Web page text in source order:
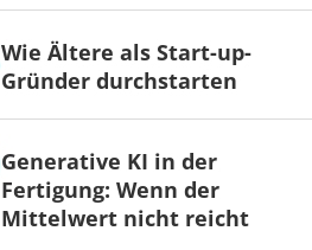
Wie Ältere als Start-up-
Gründer durchstarten
Generative KI in der
Fertigung: Wenn der
Mittelwert nicht reicht